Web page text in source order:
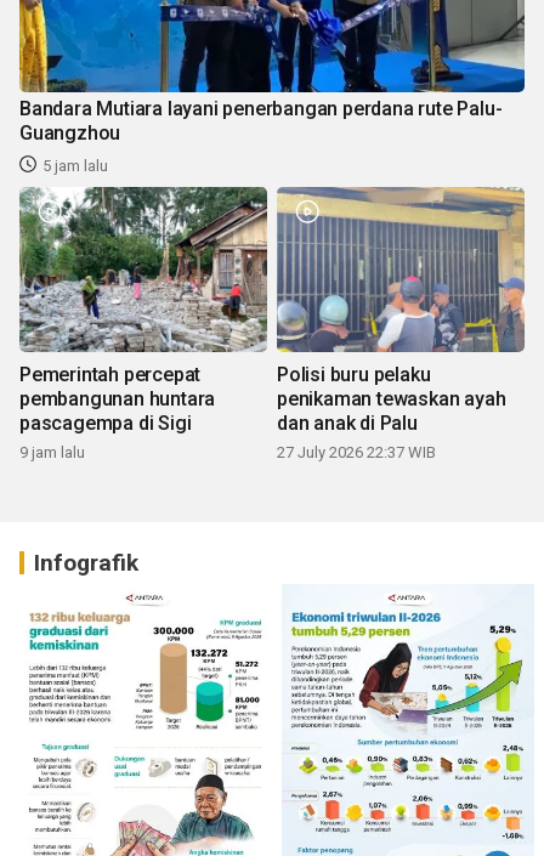
Bandara Mutiara layani penerbangan perdana rute Palu-
Guangzhou
5 jam lalu
Pemerintah percepat
pembangunan huntara
pascagempa di Sigi
9 jam lalu
Polisi buru pelaku
penikaman tewaskan ayah
dan anak di Palu
27 July 2026 22:37 WIB
Infografik